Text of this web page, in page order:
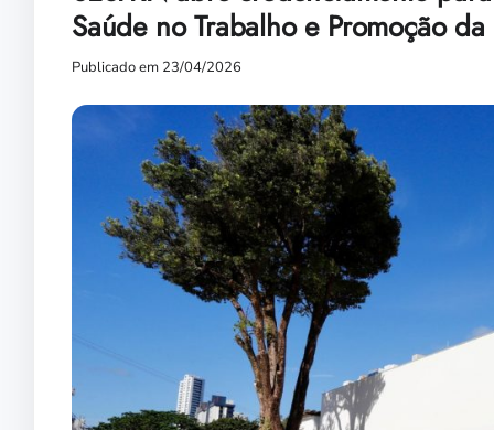
Saúde no Trabalho e Promoção
Publicado em 23/04/2026